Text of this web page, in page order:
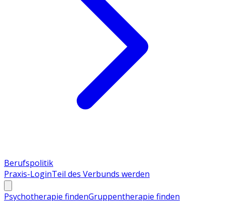
Berufspolitik
Praxis-LoginTeil des Verbunds werden
Psychotherapie findenGruppentherapie finden